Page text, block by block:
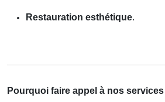
Restauration esthétique.
Pourquoi faire appel à nos services